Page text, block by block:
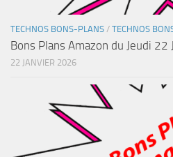
TECHNOS BONS-PLANS / TECHNOS
Bons Plans Amazon du Jeudi 22
22 JANVIER 2026